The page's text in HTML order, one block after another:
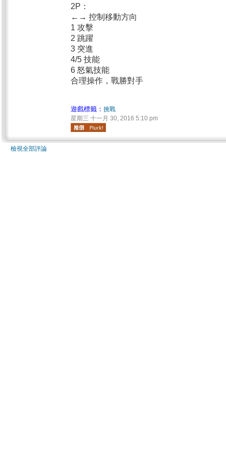
2P：
←→ 控制移動方向
1 攻擊
2 跳躍
3 突進
4/5 技能
6 怒氣技能
合理操作，戰勝對手
遊戲標籤： 挑戰
星期三 十一月 30, 2016 5:10 pm
檢視全部評論